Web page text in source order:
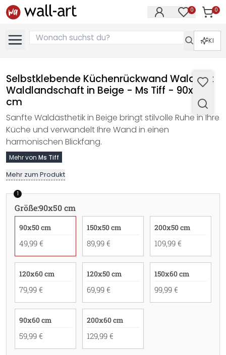
0 0
KI
Selbstklebende Küchenrückwand Wald mit
Waldlandschaft in Beige - Ms Tiff - 90x50
cm
Sanfte Waldästhetik in Beige bringt stilvolle Ruhe in Ihre
Küche und verwandelt Ihre Wand in einen
harmonischen Blickfang.
Mehr von Ms Tiff
Mehr zum Produkt
1
Größe:90x50 cm
90x50 cm
49,99 €
150x50 cm
89,99 €
200x50 cm
109,99 €
120x60 cm
79,99 €
120x50 cm
69,99 €
150x60 cm
99,99 €
90x60 cm
59,99 €
200x60 cm
129,99 €